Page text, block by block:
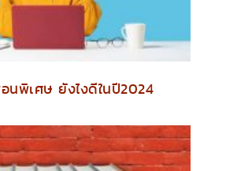
นพิเศษ ยังไงดีในปี2024